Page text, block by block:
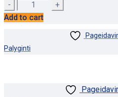
Quantity
Add to cart
Palyginti